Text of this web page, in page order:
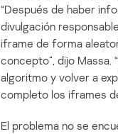
“Después de haber
divulgación
iframe de forma
concepto”, dijo
algoritmo y volver a
completo los iframes
El problema no se